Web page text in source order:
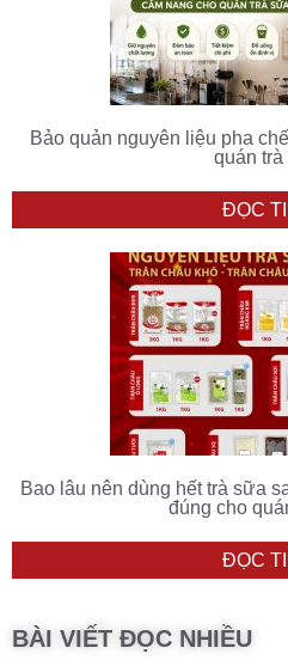
Bảo quản nguyên liệu pha
quán trà
ĐỌC
Bao lâu nên dùng hết trà sữa
đúng cho
ĐỌC
BÀI VIẾT ĐỌC NHIỀU